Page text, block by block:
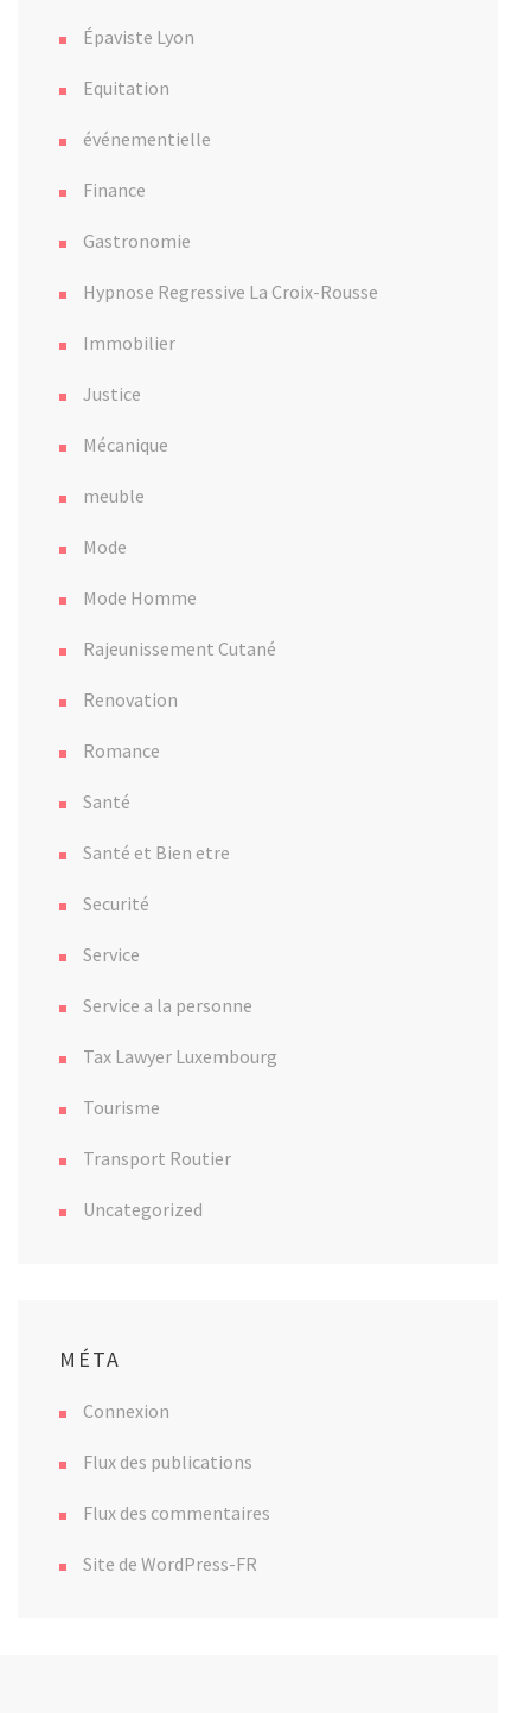
Épaviste Lyon
Equitation
événementielle
Finance
Gastronomie
Hypnose Regressive La Croix-Rousse
Immobilier
Justice
Mécanique
meuble
Mode
Mode Homme
Rajeunissement Cutané
Renovation
Romance
Santé
Santé et Bien etre
Securité
Service
Service a la personne
Tax Lawyer Luxembourg
Tourisme
Transport Routier
Uncategorized
MÉTA
Connexion
Flux des publications
Flux des commentaires
Site de WordPress-FR